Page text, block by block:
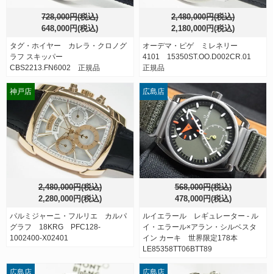
728,000円(税込)
648,000円(税込)
タグ・ホイヤー カレラ・クロノグ
ラフ スキッパー
CBS2213.FN6002 正規品
2,480,000円(税込)
2,180,000円(税込)
オーデマ・ピゲ ミレネリー
4101 15350ST.OO.D002CR.01
正規品
2,480,000円(税込)
2,280,000円(税込)
パルミジャーニ・フルリエ カルパ
グラフ 18KRG PFC128-
1002400-X02401
神戸店
568,000円(税込)
478,000円(税込)
ルイエラール レギュレーター - ル
イ・エラール×アラン・シルベスタ
イン カーキ 世界限定178本
LE85358TT06BTT89
広島店